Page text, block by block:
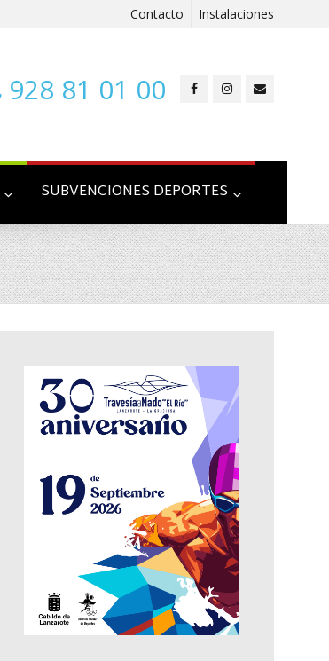
Contacto Instalaciones
928 81 01 00
SUBVENCIONES DEPORTES